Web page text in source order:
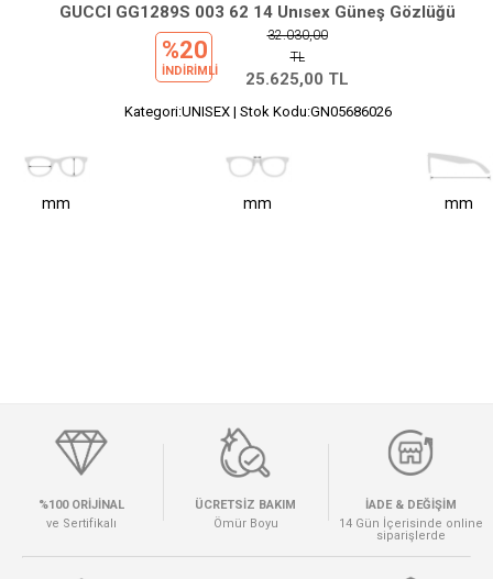
GUCCI GG1289S 003 62 14 Unısex Güneş Gözlüğü
%20
INDIRIMLI
32.030,00
TL
25.625,00 TL
Kategori:UNISEX | Stok Kodu:GN05686026
mm mm mm
%100 ORİJİNAL
ve Sertifikalı
ÜCRETSİZ BAKIM
Ömür Boyu
İADE & DEĞİŞİM
14 Gün İçerisinde online
siparişlerde